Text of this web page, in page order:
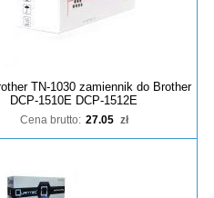
TN-1030 zamiennik do Brother
DCP-1510E DCP-1512E
Cena brutto: 27.05 zł